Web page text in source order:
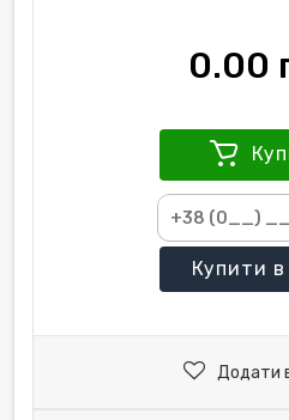
0.00
Купити в
Додати